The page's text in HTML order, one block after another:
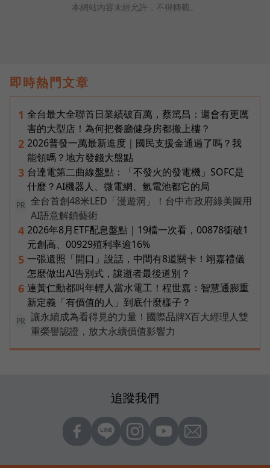
本網站內容未經允許，不得轉載。
即時熱門文章
1 全台最大全聯首日業績破百萬，蔡篤昌：還會有更厲
害的大型店！為何把餐廳健身房都搬上樓？
2 2026普發一萬最新進度｜國民支援金通過了嗎？我
能領嗎？地方發錢大盤點
3 台達電第二曲線盤點：「不發火的發電機」SOFC是
什麼？AI機器人、微電網、氫電池都它的局
PR
全台首創48米LED「漫遊洞」！台中市政府綠美圖用
AI語意解鎖藝術
4 2026年8月ETF配息盤點｜19檔一次看，00878衝破1
元創高、00929殖利率逾16%
5 一張遺照「開口」說話，中間有8道關卡！翊嘉禮儀
怎麼做出AI告別式，讓逝者最後道別？
6 連黃仁勳都叫年輕人當水電工！程世嘉：智慧通膨重
新定義「有價值的人」到底什麼樣子？
PR
讓永續成為看得見的力量！國際品牌X百大經理人雙
重榮譽認證，放大永續價值影響力
追蹤我們